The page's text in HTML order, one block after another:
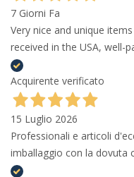
7 Giorni Fa
Very nice and unique
received in the USA, well-
Acquirente verificato
15 Luglio 2026
Professionali e articoli
imballaggio con la dovuta